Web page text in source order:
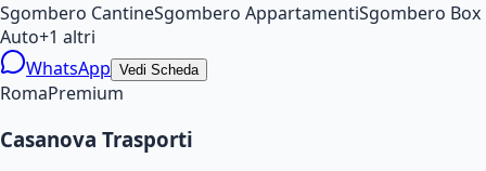
Sgombero CantineSgombero AppartamentiSgombero Box
Auto+1 altri
WhatsApp Vedi Scheda
RomaPremium
Casanova Trasporti